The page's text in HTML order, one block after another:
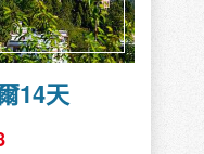
14天